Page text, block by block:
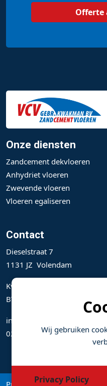
Offerte
Onze diensten
Zandcement dekvloeren
Anhydriet vloeren
Zwevende vloeren
Vloeren egaliseren
Contact
Dieselstraat 7
1131 JZ Volendam
KvK: 36031311
BTW: NL801144498B01
info@vloeren-volendam.nl
0299 367004Wij gebruiken
Privacy Policy